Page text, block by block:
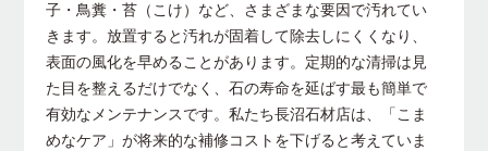
子・鳥糞・苔（こけ）など、さまざまな要因で汚れてい
きます。放置すると汚れが固着して除去しにくくなり、
表面の風化を早めることがあります。定期的な清掃は見
た目を整えるだけでなく、石の寿命を延ばす最も簡単で
有効なメンテナンスです。私たち長沼石材店は、「こま
めなケア」が将来的な補修コストを下げると考えていま